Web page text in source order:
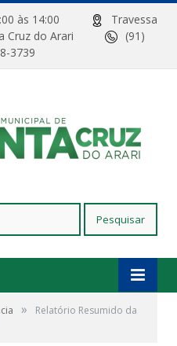
às 14:00
Travessa
Cruz do Arari
(91)
3739
»
Relatório Resumido da